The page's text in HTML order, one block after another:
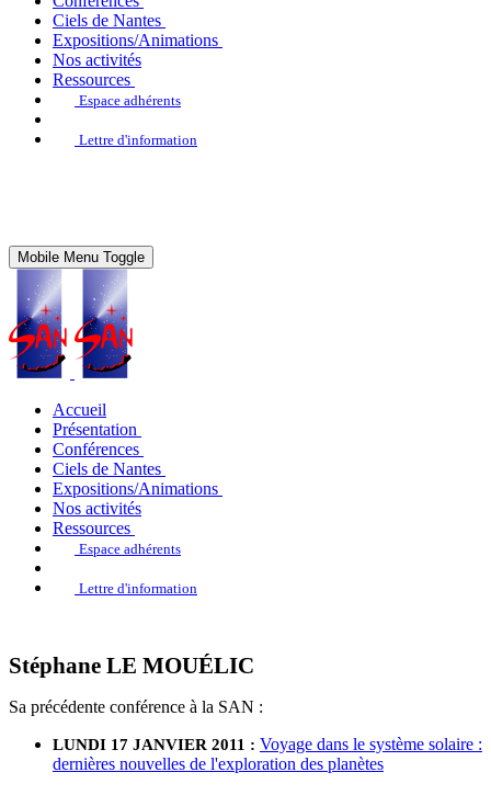
Ciels de Nantes
Expositions/Animations
Nos activités
Ressources
Espace adhérents
Lettre d'information
Mobile Menu Toggle
Accueil
Présentation
Conférences
Ciels de Nantes
Expositions/Animations
Nos activités
Ressources
Espace adhérents
Lettre d'information
Stéphane LE MOUÉLIC
Sa précédente conférence à la SAN :
LUNDI 17 JANVIER 2011 : Voyage dans le système solaire :
dernières nouvelles de l'exploration des planètes